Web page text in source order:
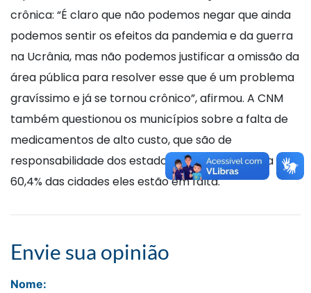
crônica: “É claro que não podemos negar que ainda
podemos sentir os efeitos da pandemia e da guerra
na Ucrânia, mas não podemos justificar a omissão da
área pública para resolver esse que é um problema
gravíssimo e já se tornou crônico”, afirmou. A CNM
também questionou os municípios sobre a falta de
medicamentos de alto custo, que são de
responsabilidade dos estados e da União, e para
60,4% das cidades eles estão em falta.
Envie sua opinião
Nome: